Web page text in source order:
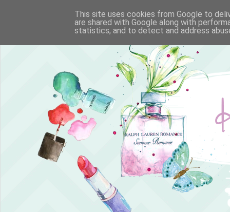
This site uses cookies from Google to
are shared with Google along with
statistics, and to detect and address